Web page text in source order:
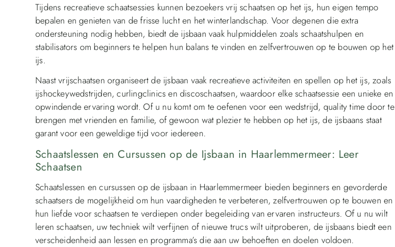
Tijdens recreatieve schaatsessies kunnen bezoekers vrij schaatsen op het ijs, hun eigen tempo
bepalen en genieten van de frisse lucht en het winterlandschap. Voor degenen die extra
ondersteuning nodig hebben, biedt de ijsbaan vaak hulpmiddelen zoals schaatshulpen en
stabilisators om beginners te helpen hun balans te vinden en zelfvertrouwen op te bouwen op het
ijs.
Naast vrijschaatsen organiseert de ijsbaan vaak recreatieve activiteiten en spellen op het ijs, zoals
ijshockeywedstrijden, curlingclinics en discoschaatsen, waardoor elke schaatsessie een unieke en
opwindende ervaring wordt. Of u nu komt om te oefenen voor een wedstrijd, quality time door te
brengen met vrienden en familie, of gewoon wat plezier te hebben op het ijs, de ijsbaans staat
garant voor een geweldige tijd voor iedereen.
Schaatslessen en Cursussen op de Ijsbaan in Haarlemmermeer: Leer
Schaatsen
Schaatslessen en cursussen op de ijsbaan in Haarlemmermeer bieden beginners en gevorderde
schaatsers de mogelijkheid om hun vaardigheden te verbeteren, zelfvertrouwen op te bouwen en
hun liefde voor schaatsen te verdiepen onder begeleiding van ervaren instructeurs. Of u nu wilt
leren schaatsen, uw techniek wilt verfijnen of nieuwe trucs wilt uitproberen, de ijsbaans biedt een
verscheidenheid aan lessen en programma’s die aan uw behoeften en doelen voldoen.